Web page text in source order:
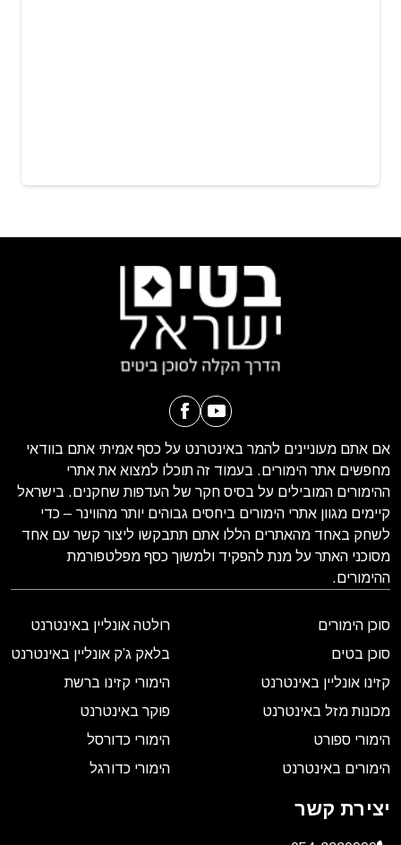
אם אתם מעוניינים להמר באינטרנט על כסף אמיתי אתם בוודאי
מחפשים אתר הימורים. בעמוד זה תוכלו למצוא את אתרי
ההימורים המובילים על בסיס חקר של העדפות שחקנים. בישראל
קיימים מגוון אתרי הימורים ביחסים גבוהים יותר מהווינר – כדי
לשחק באחד מהאתרים הללו אתם תתבקשו ליצור קשר עם אחד
מסוכני האתר על מנת להפקיד ולמשוך כסף מפלטפורמת
ההימורים.
סוכן הימורים
סוכן בטים
קזינו אונליין באינטרנט
מכונות מזל באינטרנט
הימורי ספורט
הימורים באינטרנט
רולטה אונליין באינטרנט
בלאק ג’ק אונליין באינטרנט
הימורי קזינו ברשת
פוקר באינטרנט
הימורי כדורסל
הימורי כדורגל
יצירת קשר